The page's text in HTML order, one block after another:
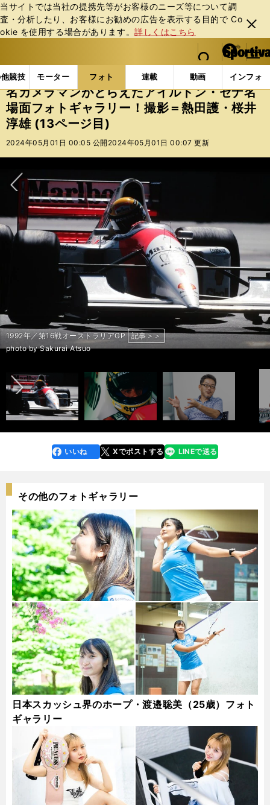
当サイトでは当社の提携先等がお客様のニーズ等について調
査・分析したり、お客様にお勧めの広告を表⽰する⽬的で Co
okie を使⽤する場合があります。詳しくはこちら
閉じ
る
web Sportiva (webスポルティーバ)
検索
マイペ
ー
ジ
メニュ
競技 モーター フォト 連載 動画 インフォ
b
ス
ポ
ル
テ
ー
バ
フォトギャラリー 名カメラマンがとらえたアイルト
名カメラマンがとらえたアイルトン・セナ名
場面フォトギャラリー！撮影＝熱田護・桜井
淳雄 (13ページ目)
2024年05月01日 00:05 公開 2024年05月01日 00:07 更新
次へ
1991年／第１戦アメリカGP 記事＞＞
photo by Atsuta Mamoru
1992年／第６戦モナコGP 記事＞＞
photo by Atsuta Mamoru
1993年／第１戦南アフリカGP 記事＞＞
photo by Atsuta Mamoru
1993年／第３戦ヨーロッパGP 記事＞＞
photo by Atsuta Mamoru
1994年／第２戦パシフィックGP 記事＞＞
photo by Atsuta Mamoru
イモラ・サーキットのセナの銅像 記事＞＞
photo by Atsuta Mamoru
1991年／アメリカGP
記事＞＞
photo by Atsuta Mamoru
F1フォトグラファーの熱田護氏 記事＞＞
photo by Igarashi Kazuhiro
1992年／第６戦モナコGP 記事＞＞
photo by Sakurai Atsuo
1992年／第８戦フランスGP 記事＞＞
photo by Sakurai Atsuo
1992年／第11戦ハンガリーGP 記事＞＞
photo by Sakurai Atsuo
1992年／第13戦イタリアGP 記事＞＞
photo by Sakurai Atsuo
1992年／第16戦オーストラリアGP 記事＞＞
photo by Sakurai Atsuo
1992年／第15戦日本GP 記事＞＞
photo by Sakurai Atsuo
F1フォトグラファーの桜井淳雄氏 記事＞＞
photo by Igarashi Kazuhiro
前へ
faceboo
k
いいね Xでポストする
line LINEで送る
その他のフォトギャラリー
日本スカッシュ界のホープ・渡邉聡美（25歳）フォト
ギャラリー